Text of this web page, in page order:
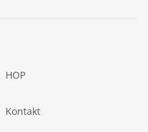
HOP
Kontakt